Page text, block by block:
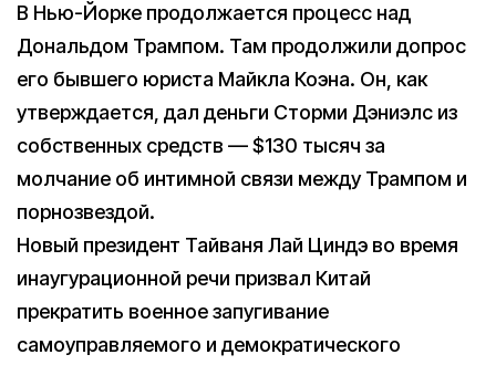
В Нью-Йорке продолжается процесс над
Дональдом Трампом. Там продолжили допрос
его бывшего юриста Майкла Коэна. Он, как
утверждается, дал деньги Сторми Дэниэлс из
собственных средств — $130 тысяч за
молчание об интимной связи между Трампом и
порнозвездой.
Новый президент Тайваня Лай Циндэ во время
инаугурационной речи призвал Китай
прекратить военное запугивание
самоуправляемого и демократического